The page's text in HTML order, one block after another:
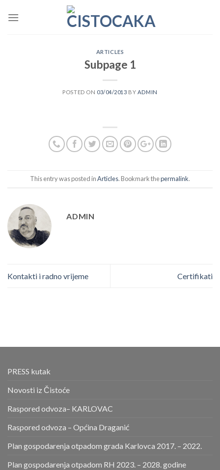
ARTICLES
Subpage 1
POSTED ON 03/04/2013 BY ADMIN
This entry was posted inArticles. Bookmark thepermalink.
ADMIN
Kontakti i radno vrijeme Certifikati
PRESS kutak
Novosti iz Čistoće
Raspored odvoza– KARLOVAC
Raspored odvoza – Općina Draganić
Plan gospodarenja otpadom grada Karlovca 2017. – 2022.
Plan gospodarenja otpadom RH 2023. – 2028. godine